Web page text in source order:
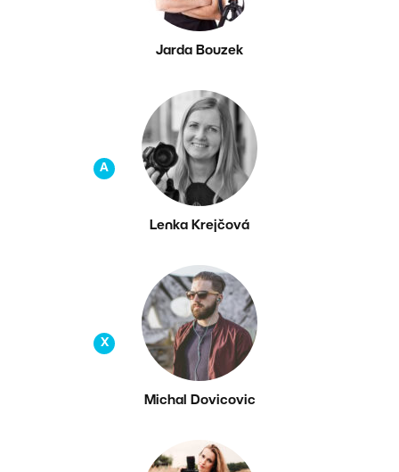
Jarda Bouzek
A
Lenka Krejčová
X
Michal Dovicovic